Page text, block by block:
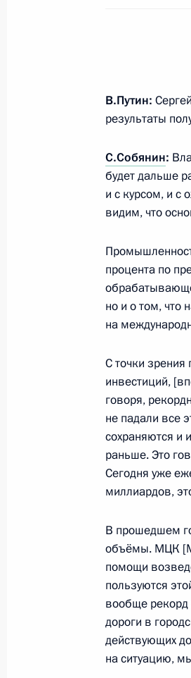
Встреча с
22 октября 2018
18 сентября 2018
Рабочая
14 апреля 2018
Посещение
12 апреля 2018
Встреча с
Олегом
15 ноября 2017
Заседание
27 октября 2017
Заседание
В.Путин:
результаты
С.Собянин:
будет дальше
и с курсом, и с
видим, что
процента по
но и о том, что
на
С точки зрения
инвестиций,
говоря,
не падали все
сохраняются и
раньше. Это
Сегодня уже
миллиардов,
В прошедшем
объёмы. МЦК
помощи
пользуются
вообще рекорд
дороги в
действующих
на ситуацию,